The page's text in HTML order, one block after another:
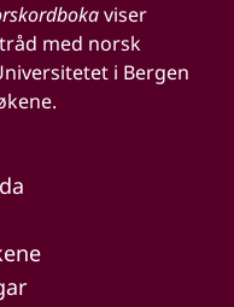
viser
med norsk
i Bergen